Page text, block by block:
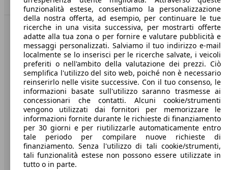
Benvenuti su AutoScout24, il mercato auto europeo.
Società
A proposito di AutoScout24
Stampa
Media
Condizioni generali
Informazioni
funzionalità estese, consentiamo la personalizzazione
della nostra offerta, ad esempio, per continuare le tue
ricerche in una visita successiva, per mostrarti offerte
adatte alla tua zona o per fornire e valutare pubblicità e
messaggi personalizzati. Salviamo il tuo indirizzo e-mail
localmente se lo inserisci per le ricerche salvate, i veicoli
preferiti o nell'ambito della valutazione dei prezzi. Ciò
semplifica l'utilizzo del sito web, poiché non è necessario
reinserirlo nelle visite successive. Con il tuo consenso, le
informazioni basate sull'utilizzo saranno trasmesse ai
concessionari che contatti. Alcuni cookie/strumenti
vengono utilizzati dai fornitori per memorizzare le
informazioni fornite durante le richieste di finanziamento
per 30 giorni e per riutilizzarle automaticamente entro
tale periodo per compilare nuove richieste di
finanziamento. Senza l'utilizzo di tali cookie/strumenti,
tali funzionalità estese non possono essere utilizzate in
tutto o in parte.